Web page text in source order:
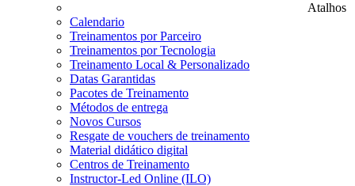
Atalhos
Calendario
Treinamentos por Parceiro
Treinamentos por Tecnologia
Treinamento Local & Personalizado
Datas Garantidas
Pacotes de Treinamento
Métodos de entrega
Novos Cursos
Resgate de vouchers de treinamento
Material didático digital
Centros de Treinamento
Instructor-Led Online (ILO)